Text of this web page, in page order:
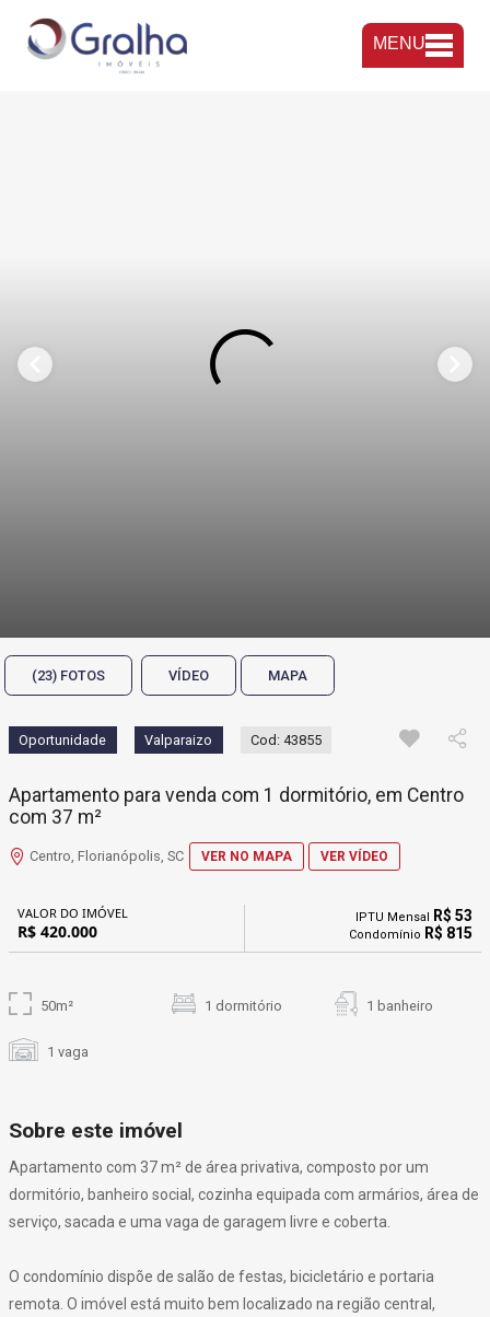
MENU
(23) FOTOS VÍDEO MAPA
Oportunidade Valparaizo Cod: 43855
Apartamento para venda com 1 dormitório, em Centro
com 37 m²
Centro, Florianópolis, SC VER NO MAPA VER VÍDEO
VALOR DO IMÓVEL
R$ 420.000
IPTU Mensal R$ 53
Condomínio R$ 815
50m² 1 dormitório 1 banheiro
1 vaga
Sobre este imóvel
Apartamento com 37 m² de área privativa, composto por um
dormitório, banheiro social, cozinha equipada com armários, área de
serviço, sacada e uma vaga de garagem livre e coberta.
O condomínio dispõe de salão de festas, bicicletário e portaria
remota. O imóvel está muito bem localizado na região central,